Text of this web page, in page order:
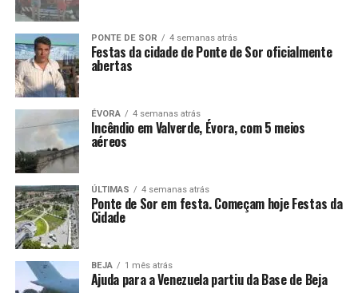
PONTE DE SOR 4 semanas atrás
Festas da cidade de Ponte de Sor oficialmente
abertas
ÉVORA 4 semanas atrás
Incêndio em Valverde, Évora, com 5 meios
aéreos
ÚLTIMAS 4 semanas atrás
Ponte de Sor em festa. Começam hoje Festas da
Cidade
BEJA 1 mês atrás
Ajuda para a Venezuela partiu da Base de Beja